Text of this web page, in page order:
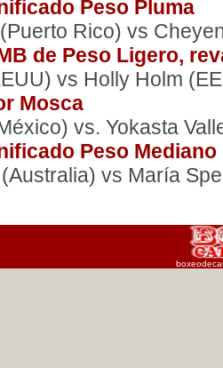
Peso Pluma
Rico) vs
de Peso Ligero,
vs Holly Holm
Mosca
vs. Yokasta
Peso Mediano
vs María